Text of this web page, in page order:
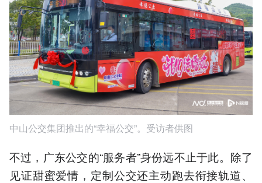
中山公交集团推出的“幸福公交”。受访者供图
不过，广东公交的“服务者”身份远不止于此。除了
见证甜蜜爱情，定制公交还主动跑去衔接轨道、